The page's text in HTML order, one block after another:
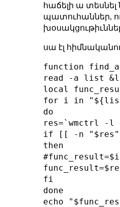
հաճելի ա տեսնել
պատուհաններ,
սա էլ
function
read -a list
local
for i in
do
res=`wmctrl
if [[ -n
then
#func_result=$i
fi
done
echo